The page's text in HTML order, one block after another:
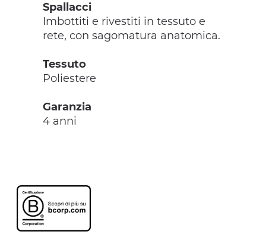
Spallacci
Imbottiti e rivestiti in tessuto e
rete, con sagomatura anatomica.
Tessuto
Poliestere
Garanzia
4 anni